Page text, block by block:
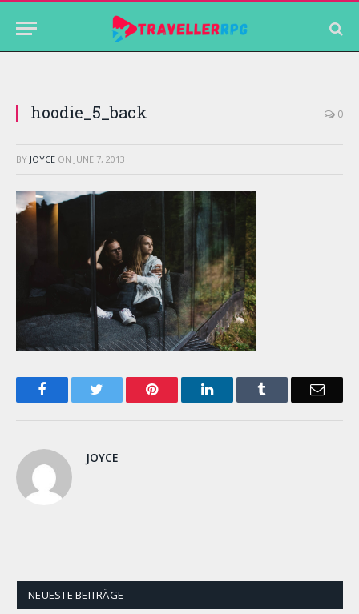
hoodie_5_back 0
BY JOYCE ON JUNE 7, 2013
Facebook Pinterest LinkedIn Email
JOYCE
NEUESTE BEITRÄGE